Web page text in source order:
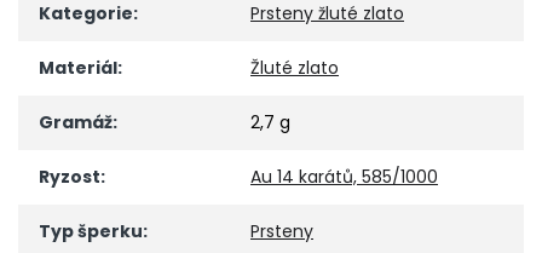
Kategorie: Prsteny žluté zlato
Materiál: Žluté zlato
Gramáž: 2,7 g
Ryzost: Au 14 karátů, 585/1000
Typ šperku: Prsteny